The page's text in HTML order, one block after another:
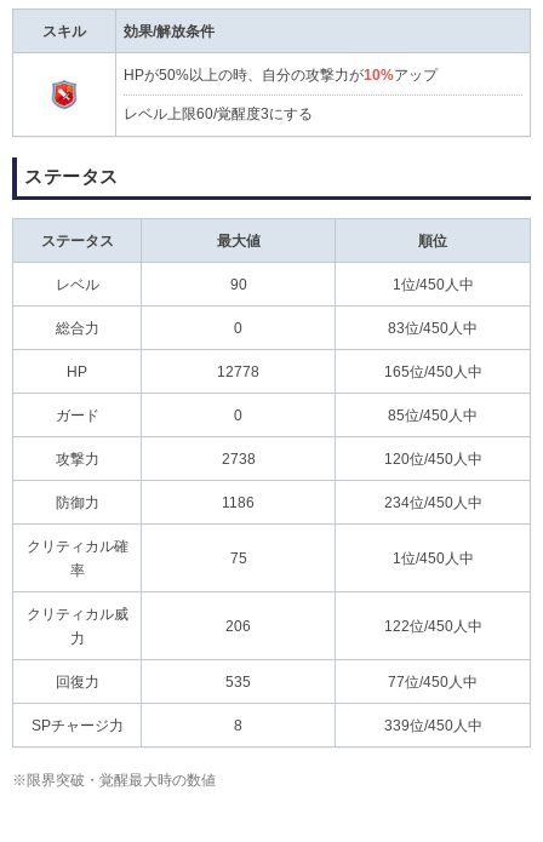
スキル 効果/解放条件
HPが50%以上の時、自分の攻撃力が10%アップ
レベル上限60/覚醒度3にする
ステータス
ステータス 最大値 順位
レベル 90 1位/450人中
総合力 0 83位/450人中
HP 12778 165位/450人中
ガード 0 85位/450人中
攻撃力 2738 120位/450人中
防御力 1186 234位/450人中
クリティカル確
率
75 1位/450人中
クリティカル威
力
206 122位/450人中
回復力 535 77位/450人中
SPチャージ力 8 339位/450人中
※限界突破・覚醒最大時の数値